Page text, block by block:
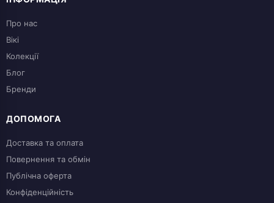
Про нас
Вікі
Колекції
Блог
Бренди
ДОПОМОГА
Доставка та оплата
Повернення та обмін
Публічна оферта
Конфіденційність